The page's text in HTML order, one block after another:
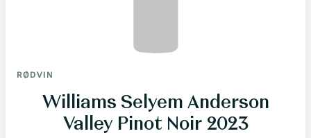
RØDVIN
Williams Selyem Anderson
Valley Pinot Noir 2023